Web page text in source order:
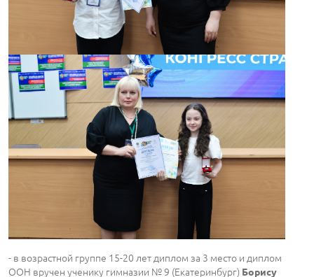
- в возрастной группе 15-20 лет диплом за 3 место и диплом
ООН вручен ученику гимназии № 9 (Екатеринбург) Борису